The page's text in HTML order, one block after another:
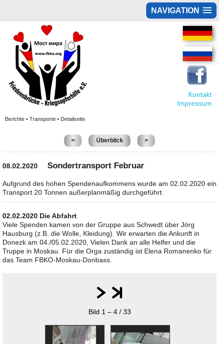
NAVIGATION
Kontakt
Impressum
Berichte • Transporte • Detailseite
< Überblick >
08.02.2020 Sondertransport Februar
Aufgrund des hohen Spendenaufkommens wurde am 02.02.2020 ein
Transport 20 Tonnen außerplanmäßig durchgeführt.
02.02.2020 Die Abfahrt
Viele Spenden kamen von der Gruppe aus Schwedt über Jörg
Hausburg (z.B. die Wolle, Kleidung). Wir erwarten die Ankunft in
Donezk am 04./05.02.2020, Vielen Dank an alle Helfer und die
Truppe in Moskau. Für die Orga zuständig ist Elena Romanenko für
das Team FBKO-Moskau-Donbass.